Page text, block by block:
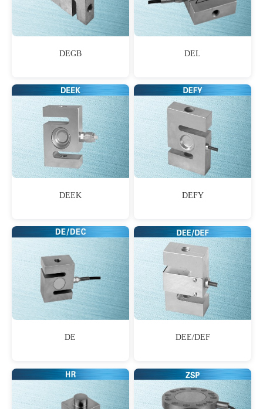
DEGB DEL
DEEK DEFY
DE DEE/DEF